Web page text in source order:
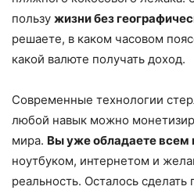
пользу жизни без
решаете, в каком часовом
какой валюте получать доход.
Современные технологии
любой навык можно
мира. Вы уже обладаете
ноутбуком, интернетом и
реальность. Осталось сделать